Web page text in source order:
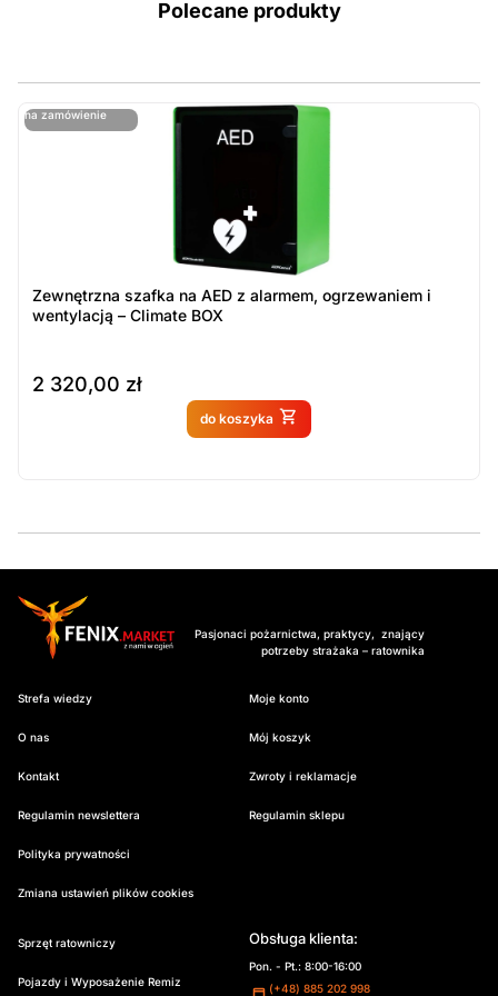
Polecane produkty
na zamówienie
ostatnie sztuki
Zewnętrzna szafka na AED z alarmem, ogrzewaniem i
wentylacją – Climate BOX
2 320,00 zł
do koszyka
Produkt dostępny na
Pasjonaci pożarnictwa, praktycy, znający
potrzeby strażaka – ratownika
Strefa wiedzy
O nas
Kontakt
Regulamin newslettera
Polityka prywatności
Zmiana ustawień plików cookies
Moje konto
Mój koszyk
Zwroty i reklamacje
Regulamin sklepu
Sprzęt ratowniczy
Pojazdy i Wyposażenie Remiz
Obsługa klienta:
Pon. - Pt.: 8:00-16:00
(+48) 885 202 998